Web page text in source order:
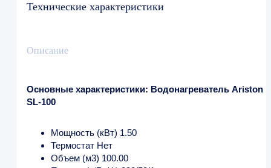
Технические характеристики
Описание
Основные характеристики: Водонагреватель Ariston
SL-100
Мощность (кВт) 1.50
Термостат Нет
Объем (м3) 100.00